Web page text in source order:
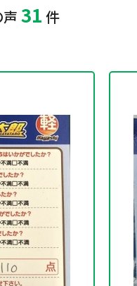
31 件